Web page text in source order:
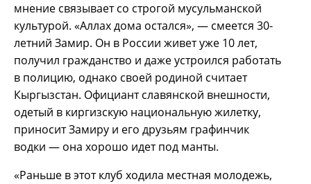
мнение связывает со строгой мусульманской
культурой. «Аллах дома остался», — смеется 30-
летний Замир. Он в России живет уже 10 лет,
получил гражданство и даже устроился работать
в полицию, однако своей родиной считает
Кыргызстан. Официант славянской внешности,
одетый в киргизскую национальную жилетку,
приносит Замиру и его друзьям графинчик
водки — она хорошо идет под манты.
«Раньше в этот клуб ходила местная молодежь,